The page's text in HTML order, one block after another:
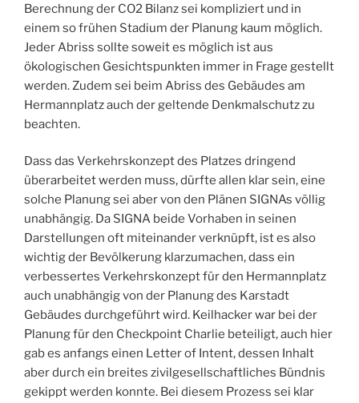
Berechnung der CO2 Bilanz sei kompliziert und in
einem so frühen Stadium der Planung kaum möglich.
Jeder Abriss sollte soweit es möglich ist aus
ökologischen Gesichtspunkten immer in Frage gestellt
werden. Zudem sei beim Abriss des Gebäudes am
Hermannplatz auch der geltende Denkmalschutz zu
beachten.
Dass das Verkehrskonzept des Platzes dringend
überarbeitet werden muss, dürfte allen klar sein, eine
solche Planung sei aber von den Plänen SIGNAs völlig
unabhängig. Da SIGNA beide Vorhaben in seinen
Darstellungen oft miteinander verknüpft, ist es also
wichtig der Bevölkerung klarzumachen, dass ein
verbessertes Verkehrskonzept für den Hermannplatz
auch unabhängig von der Planung des Karstadt
Gebäudes durchgeführt wird. Keilhacker war bei der
Planung für den Checkpoint Charlie beteiligt, auch hier
gab es anfangs einen Letter of Intent, dessen Inhalt
aber durch ein breites zivilgesellschaftliches Bündnis
gekippt werden konnte. Bei diesem Prozess sei klar